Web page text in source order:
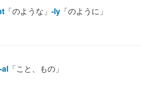
「のような」 -ly 「のように」
-al 「こと、もの」